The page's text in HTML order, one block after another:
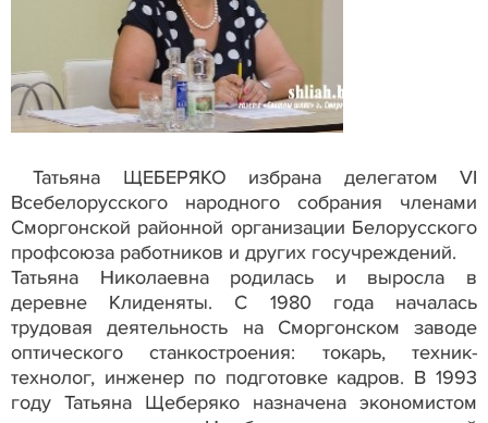
Татьяна ЩЕБЕРЯКО избрана делегатом VI
Всебелорусского народного собрания членами
Сморгонской районной организации Белорусского
профсоюза работников и других госучреждений.
Татьяна Николаевна родилась и выросла в
деревне Клиденяты. С 1980 года началась
трудовая деятельность на Сморгонском заводе
оптического станкостроения: токарь, техник-
технолог, инженер по подготовке кадров. В 1993
году Татьяна Щеберяко назначена экономистом